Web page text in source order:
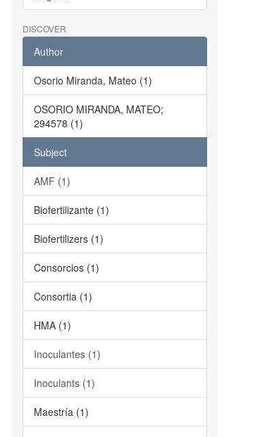
DISCOVER
Author
Osorio Miranda, Mateo (1)
OSORIO MIRANDA, MATEO;
294578 (1)
Subject
AMF (1)
Biofertilizante (1)
Biofertilizers (1)
Consorcios (1)
Consortia (1)
HMA (1)
Inoculantes (1)
Inoculants (1)
Maestría (1)